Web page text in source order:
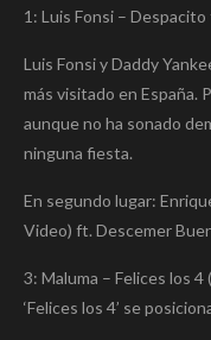
1: Luis Fonsi –
Luis Fonsi y Daddy
más visitado en España.
aunque no ha sonado
ninguna fiesta.
En segundo lugar:
Video) ft. Descemer
3: Maluma – Felices los
‘Felices los 4’ se